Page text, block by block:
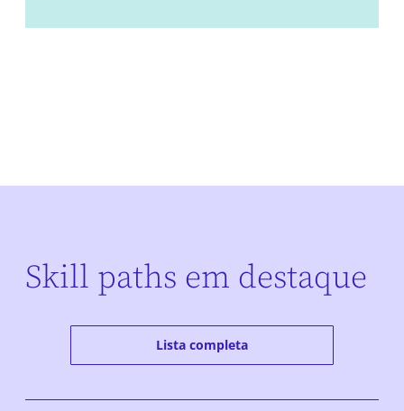
Skill paths em destaque
Lista completa